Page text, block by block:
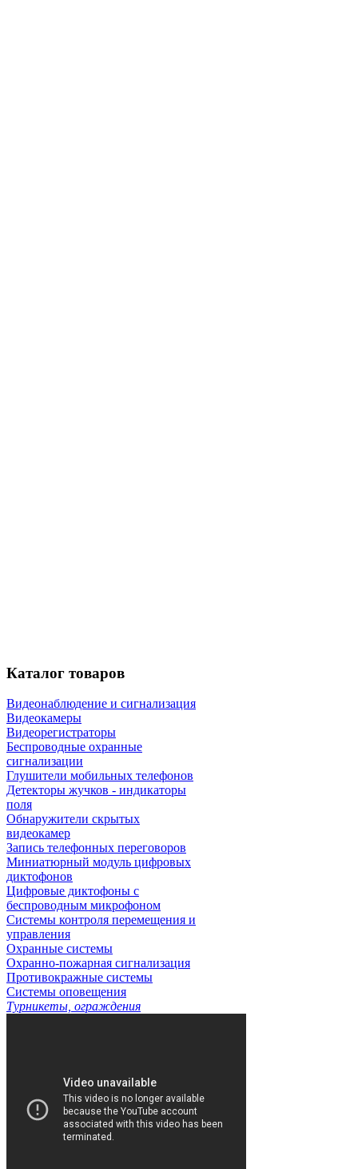
Каталог товаров
Видеонаблюдение и сигнализация
Видеокамеры
Видеорегистраторы
Беспроводные охранные
сигнализации
Глушители мобильных телефонов
Детекторы жучков - индикаторы
поля
Обнаружители скрытых
видеокамер
Запись телефонных переговоров
Миниатюрный модуль цифровых
диктофонов
Цифровые диктофоны с
беспроводным микрофоном
Системы контроля перемещения и
управления
Охранные системы
Охранно-пожарная сигнализация
Противокражные системы
Системы оповещения
Турникеты, ограждения